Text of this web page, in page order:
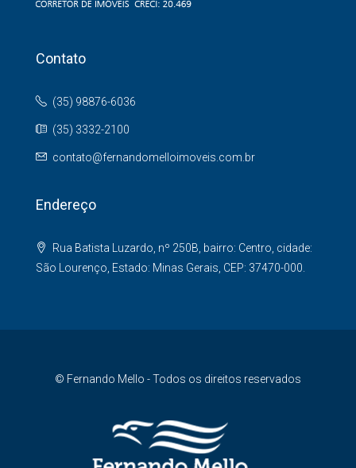
Contato
(35) 98876-6036
(35) 3332-2100
contato@fernandomelloimoveis.com.br
Endereço
Rua Batista Luzardo, nº 250B, bairro: Centro, cidade:
São Lourenço, Estado: Minas Gerais, CEP: 37470-000.
© Fernando Mello - Todos os direitos reservados